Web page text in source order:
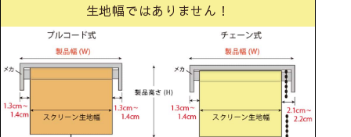
生地幅ではありません！